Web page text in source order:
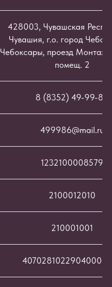
428003, Чувашская
Чувашия, г.о. город
Чебоксары, проезд
помещ. 2
8 (8352) 49-99-86
499986@mail.ru
1232100008579
2100012010
210001001